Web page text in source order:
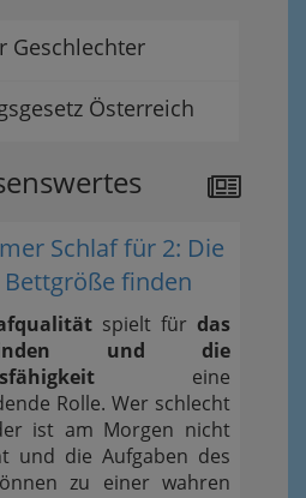
Geschlechter
Österreich
Schlaf für 2: Die
finden
spielt für das
und die
eine
Rolle. Wer schlecht
ist am Morgen nicht
und die Aufgaben des
zu einer wahren